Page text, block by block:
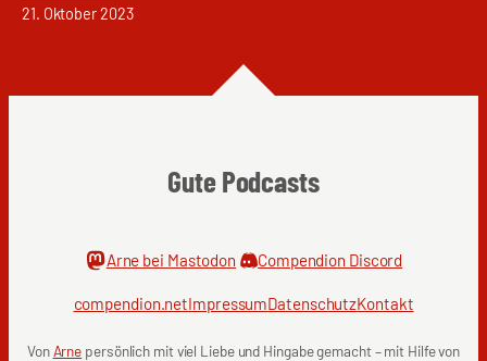
21. Oktober 2023
Gute Podcasts
Arne bei Mastodon Compendion Discord
compendion.netImpressumDatenschutzKontakt
VonArne persönlich mit viel Liebe und Hingabe gemacht – mit Hilfe von